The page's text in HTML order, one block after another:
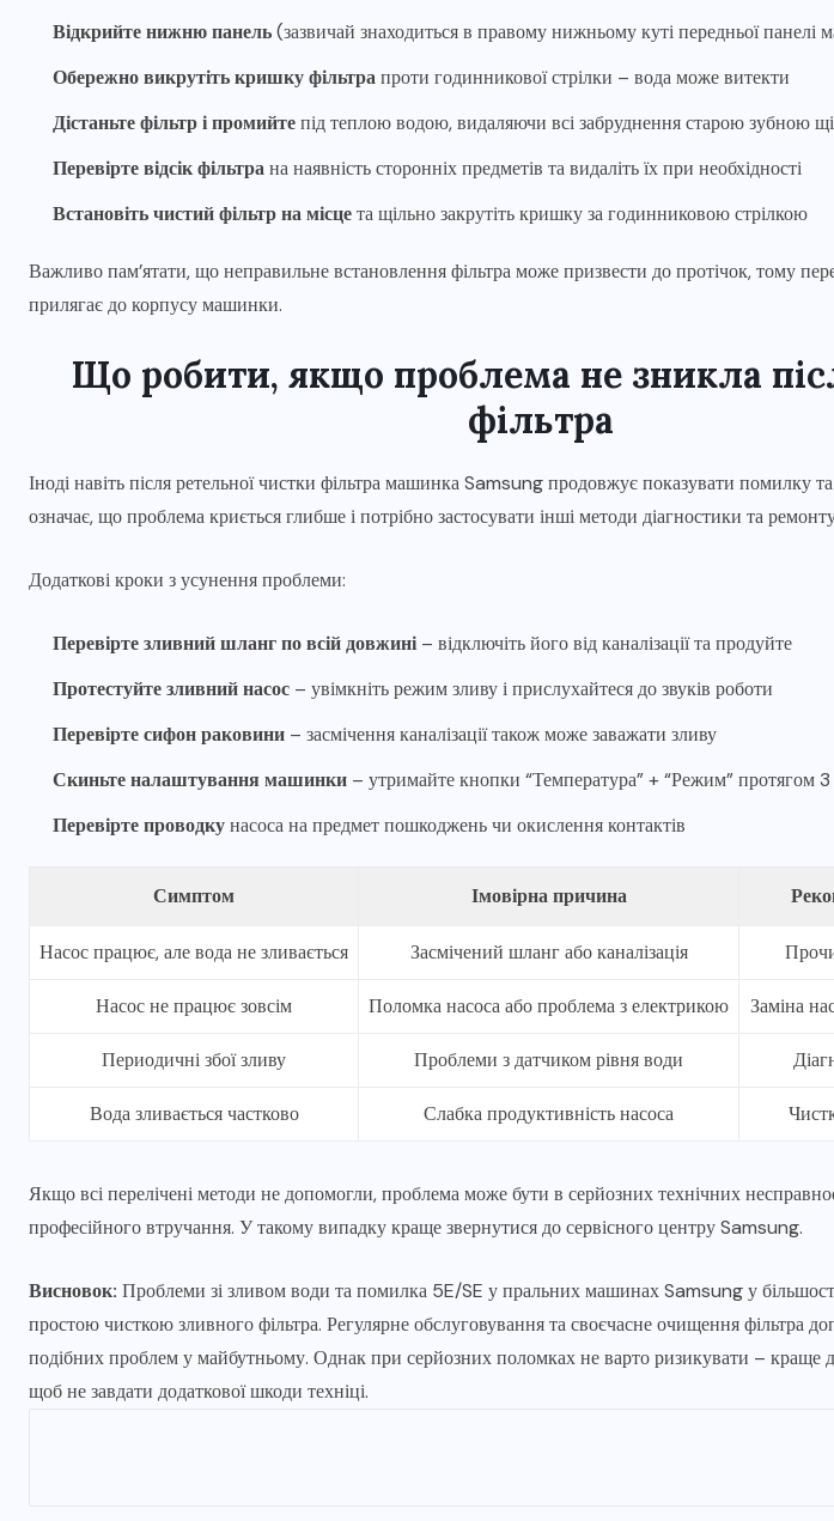
Відкрийте нижню панель(зазвичай знаходиться в правому нижньому куті передньої панелі
Обережно викрутіть кришку фільтрапроти годинникової стрілки – вода може витекти
Дістаньте фільтр і промийтепід теплою водою, видаляючи всі забруднення старою зубною
Перевірте відсік фільтрана наявність сторонніх предметів та видаліть їх при необхідності
Встановіть чистий фільтр на місцета щільно закрутіть кришку за годинниковою стрілкою
Важливо пам’ятати, що неправильне встановлення фільтра може призвести до протічок, тому
прилягає до корпусу машинки.
Що робити, якщо проблема не зникла
фільтра
Іноді навіть після ретельної чистки фільтра машинка Samsung продовжує показувати помилку
означає, що проблема криється глибше і потрібно застосувати інші методи діагностики та
Додаткові кроки з усунення проблеми:
Перевірте зливний шланг по всій довжині – відключіть його від каналізації та продуйте
Протестуйте зливний насос – увімкніть режим зливу і прислухайтеся до звуків роботи
Перевірте сифон раковини – засмічення каналізації також може заважати зливу
Скиньте налаштування машинки – утримайте кнопки “Температура” + “Режим” протягом
Перевірте проводкунасоса на предмет пошкоджень чи окислення контактів
Симптом Імовірна причина
Насос працює, але вода не зливається Засмічений шланг або каналізація
Насос не працює зовсім Поломка насоса або проблема з електрикою Заміна
Периодичні збої зливу Проблеми з датчиком рівня води
Вода зливається частково Слабка продуктивність насоса
Якщо всі перелічені методи не допомогли, проблема може бути в серйозних технічних
професійного втручання. У такому випадку краще звернутися до сервісного центру Samsung.
Висновок: Проблеми зі зливом води та помилка 5E/SE у пральних машинах Samsung у
простою чисткою зливного фільтра. Регулярне обслуговування та своєчасне очищення фільтра
подібних проблем у майбутньому. Однак при серйозних поломках не варто ризикувати – краще
щоб не завдати додаткової шкоди техніці.